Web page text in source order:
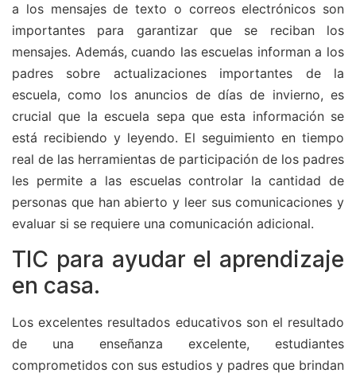
a los mensajes de texto o correos electrónicos son
importantes para garantizar que se reciban los
mensajes. Además, cuando las escuelas informan a los
padres sobre actualizaciones importantes de la
escuela, como los anuncios de días de invierno, es
crucial que la escuela sepa que esta información se
está recibiendo y leyendo. El seguimiento en tiempo
real de las herramientas de participación de los padres
les permite a las escuelas controlar la cantidad de
personas que han abierto y leer sus comunicaciones y
evaluar si se requiere una comunicación adicional.
TIC para ayudar el aprendizaje
en casa.
Los excelentes resultados educativos son el resultado
de una enseñanza excelente, estudiantes
comprometidos con sus estudios y padres que brindan